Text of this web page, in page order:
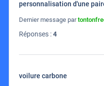
personnalisation d'une
Dernier message par
Réponses :4
voilure carbone